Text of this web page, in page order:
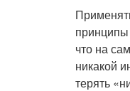
принципы
что на
никакой
терять